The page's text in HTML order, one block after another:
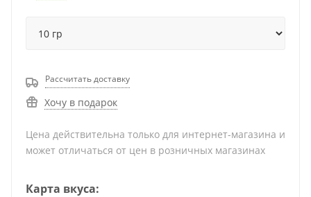
Рассчитать доставку
Хочу в подарок
Цена действительна только для интернет-магазина и
может отличаться от цен в розничных магазинах
Карта вкуса: